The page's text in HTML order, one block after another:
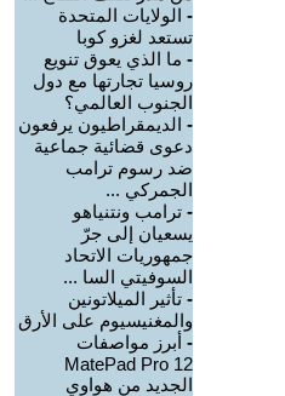
- الولايات المتحدة
تستعد لغزو كوبا
- ما الذي يعوق تنويع
روسيا تجارتها مع دول
الجنوب العالمي؟
- الديمقراطيون يرفعون
دعوى قضائية جماعية
ضد رسوم ترامب
الجمركي ...
- ترامب ونتنياهو
يسعيان إلى جرّ
جمهوريات الاتحاد
السوفيتي السا ...
- تأثير الميلاتونين
والمغنيسيوم على الأرق
- أبرز مواصفات
MatePad Pro 12
الجديد من هواوي